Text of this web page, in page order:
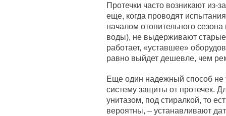
Протечки часто возникают из-
еще, когда проводят
началом отопительного
воды), не выдерживают
работает, «уставшее»
равно выйдет дешевле, чем
Еще один надежный способ не
систему защиты от протечек.
унитазом, под стиралкой, то
вероятны, – устанавливают